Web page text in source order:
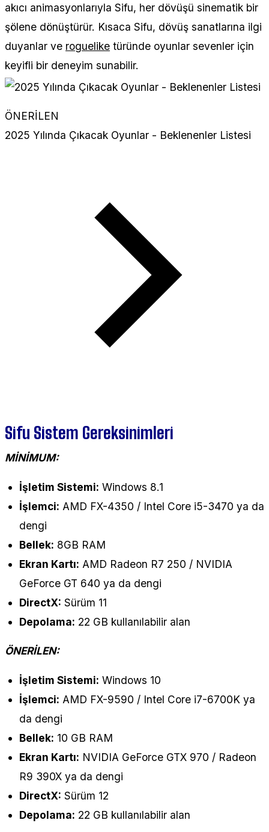
akıcı animasyonlarıyla Sifu, her dövüşü sinematik bir
şölene dönüştürür. Kısaca Sifu, dövüş sanatlarına ilgi
duyanlar ve roguelike türünde oyunlar sevenler için
keyifli bir deneyim sunabilir.
ÖNERİLEN
2025 Yılında Çıkacak Oyunlar - Beklenenler Listesi
Sifu Sistem Gereksinimleri
MİNİMUM:
İşletim Sistemi: Windows 8.1
İşlemci: AMD FX-4350 / Intel Core i5-3470 ya da
dengi
Bellek: 8GB RAM
Ekran Kartı: AMD Radeon R7 250 / NVIDIA
GeForce GT 640 ya da dengi
DirectX: Sürüm 11
Depolama: 22 GB kullanılabilir alan
ÖNERİLEN:
İşletim Sistemi: Windows 10
İşlemci: AMD FX-9590 / Intel Core i7-6700K ya
da dengi
Bellek: 10 GB RAM
Ekran Kartı: NVIDIA GeForce GTX 970 / Radeon
R9 390X ya da dengi
DirectX: Sürüm 12
Depolama: 22 GB kullanılabilir alan